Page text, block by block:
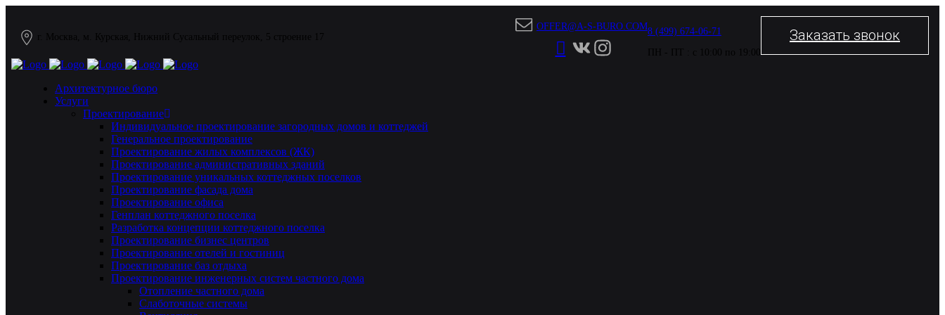
г. Москва, м. Курская, Нижний Сусальный переулок, 5 строение 17
OFFER@A-S-BURO.COM8 (499) 674-06-71
ПН - ПТ : с 10:00 по 19:00
Заказать звонок
Архитектурное бюро
Услуги
Проектирование
Индивидуальное проектирование загородных домов и коттеджей
Генеральное проектирование
Проектирование жилых комплексов (ЖК)
Проектирование административных зданий
Проектирование уникальных коттеджных поселков
Проектирование фасада дома
Проектирование офиса
Генплан коттеджного поселка
Разработка концепции коттеджного поселка
Проектирование бизнес центров
Проектирование отелей и гостиниц
Проектирование баз отдыха
Проектирование инженерных систем частного дома
Отопление частного дома
Слаботочные системы